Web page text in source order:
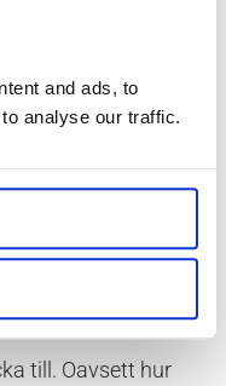
and ads, to
analyse our traffic.
bra att
På
på plats
och tips
standard vi
till. Oavsett hur